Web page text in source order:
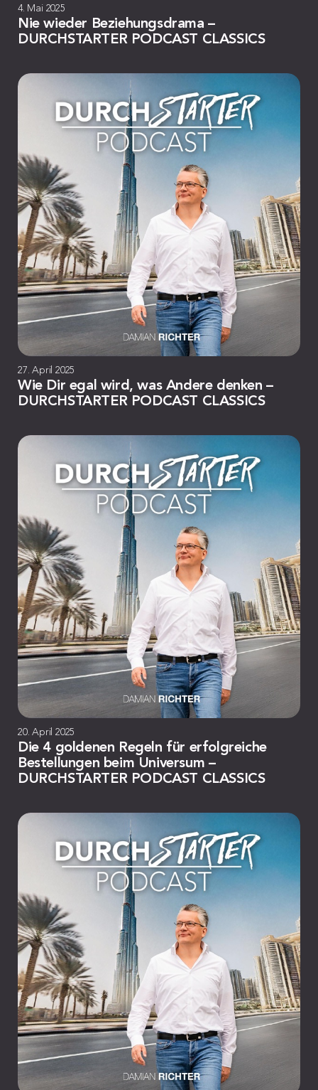
4. Mai 2025
Nie wieder Beziehungsdrama –
DURCHSTARTER PODCAST CLASSICS
27. April 2025
Wie Dir egal wird, was Andere denken –
DURCHSTARTER PODCAST CLASSICS
20. April 2025
Die 4 goldenen Regeln für erfolgreiche
Bestellungen beim Universum –
DURCHSTARTER PODCAST CLASSICS